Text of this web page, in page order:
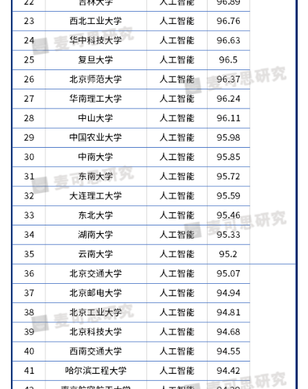
首
页
业
界
人
工
智
能
深
度
学
习
云